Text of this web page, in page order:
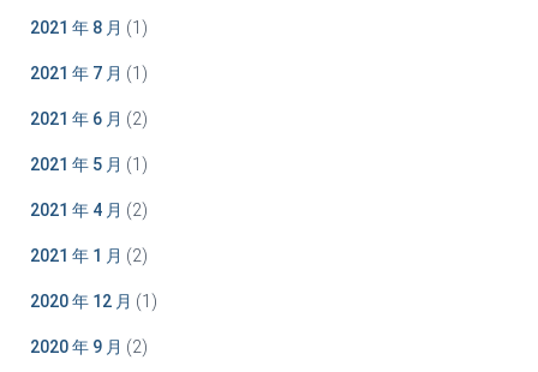
2021 年 8 月 (1)
2021 年 7 月 (1)
2021 年 6 月 (2)
2021 年 5 月 (1)
2021 年 4 月 (2)
2021 年 1 月 (2)
2020 年 12 月 (1)
2020 年 9 月 (2)